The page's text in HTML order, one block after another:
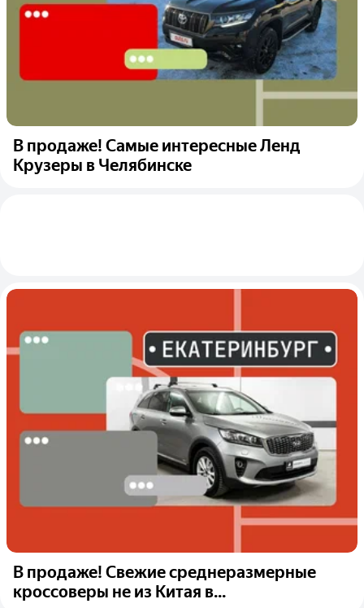
В продаже! Самые интересные Ленд
Крузеры в Челябинске
В продаже! Свежие среднеразмерные
кроссоверы не из Китая в...